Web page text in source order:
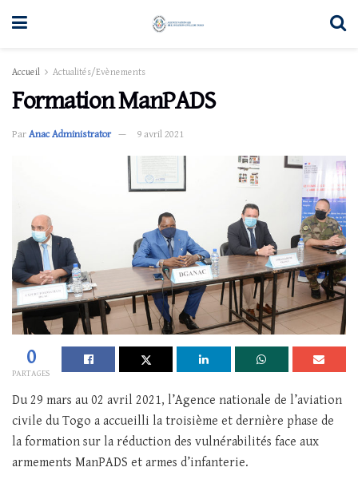
Accueil Actualités/Evènements
Formation ManPADS
Par Anac Administrator 9 avril 2021
0
PARTAGES
Du 29 mars au 02 avril 2021, l’Agence nationale de l’aviation
civile du Togo a accueilli la troisième et dernière phase de
la formation sur la réduction des vulnérabilités face aux
armements ManPADS et armes d’infanterie.